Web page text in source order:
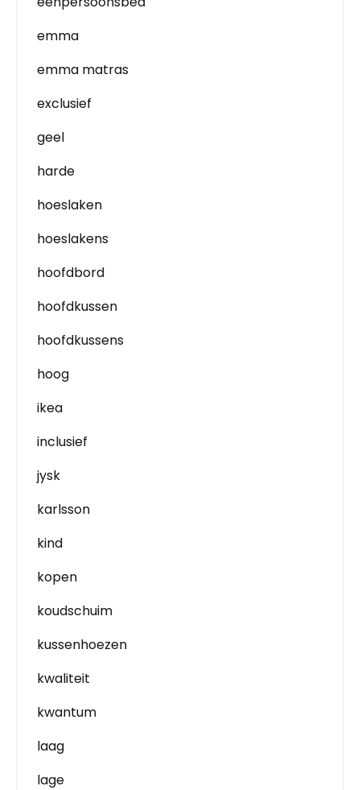
emma
emma matras
exclusief
geel
harde
hoeslaken
hoeslakens
hoofdbord
hoofdkussen
hoofdkussens
hoog
ikea
inclusief
jysk
karlsson
kind
kopen
koudschuim
kussenhoezen
kwaliteit
kwantum
laag
lage